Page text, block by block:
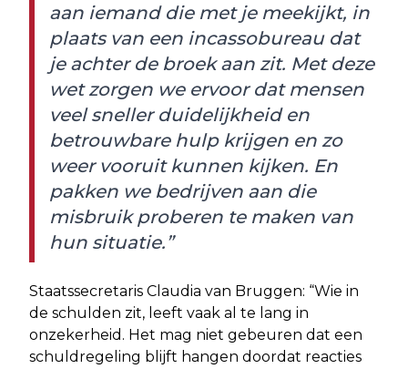
aan iemand die met je meekijkt, in
plaats van een incassobureau dat
je achter de broek aan zit. Met deze
wet zorgen we ervoor dat mensen
veel sneller duidelijkheid en
betrouwbare hulp krijgen en zo
weer vooruit kunnen kijken. En
pakken we bedrijven aan die
misbruik proberen te maken van
hun situatie.”
Staatssecretaris Claudia van Bruggen: “Wie in
de schulden zit, leeft vaak al te lang in
onzekerheid. Het mag niet gebeuren dat een
schuldregeling blijft hangen doordat reacties